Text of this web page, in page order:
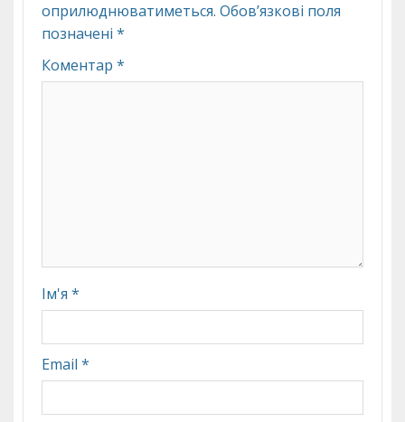
оприлюднюватиметься. Обов’язкові поля
позначені *
Коментар *
Ім'я *
Email *